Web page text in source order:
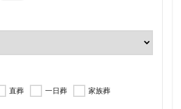
直葬 一日葬
家族葬